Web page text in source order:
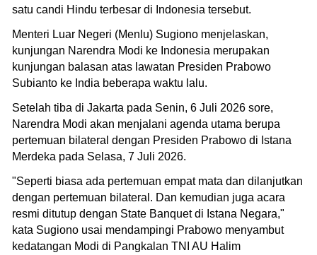
satu candi Hindu terbesar di Indonesia tersebut.
Menteri Luar Negeri (Menlu) Sugiono menjelaskan,
kunjungan Narendra Modi ke Indonesia merupakan
kunjungan balasan atas lawatan Presiden Prabowo
Subianto ke India beberapa waktu lalu.
Setelah tiba di Jakarta pada Senin, 6 Juli 2026 sore,
Narendra Modi akan menjalani agenda utama berupa
pertemuan bilateral dengan Presiden Prabowo di Istana
Merdeka pada Selasa, 7 Juli 2026.
"Seperti biasa ada pertemuan empat mata dan dilanjutkan
dengan pertemuan bilateral. Dan kemudian juga acara
resmi ditutup dengan State Banquet di Istana Negara,"
kata Sugiono usai mendampingi Prabowo menyambut
kedatangan Modi di Pangkalan TNI AU Halim